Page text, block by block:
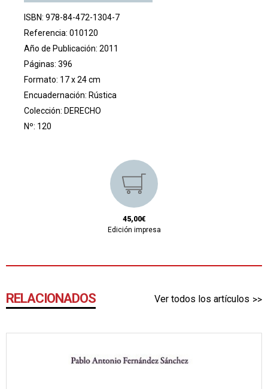
ISBN: 978-84-472-1304-7
Referencia: 010120
Año de Publicación: 2011
Páginas: 396
Formato: 17 x 24 cm
Encuadernación: Rústica
Colección: DERECHO
Nº: 120
45,00€
Edición impresa
RELACIONADOS Ver todos los artículos